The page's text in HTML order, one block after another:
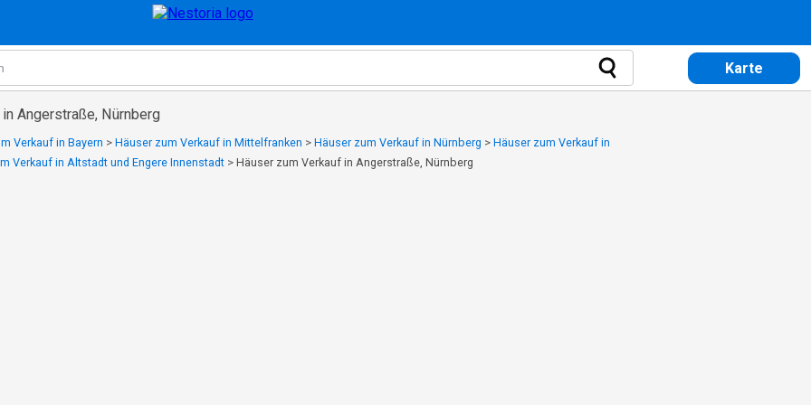
Karte
Angerstraße, Nürnberg
Verkauf in Bayern > Häuser zum Verkauf in Mittelfranken > Häuser zum Verkauf in Nürnberg > Häuser zum Verkauf in
Verkauf in Altstadt und Engere Innenstadt > Häuser zum Verkauf in Angerstraße, Nürnberg